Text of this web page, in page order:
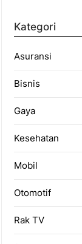
Kategori
Asuransi
Bisnis
Gaya
Kesehatan
Mobil
Otomotif
Rak TV